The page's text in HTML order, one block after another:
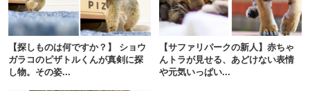
【探しものは何ですか？】 ショウ
ガラコのピザトルくんが真剣に探
し物。その姿...
【サファリパークの新人】赤ちゃ
んトラが見せる、あどけない表情
や元気いっぱい...